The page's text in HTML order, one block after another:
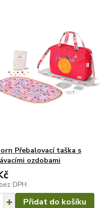
Přebalovací taška s
ozdobami
bez DPH
Přidat do košíku